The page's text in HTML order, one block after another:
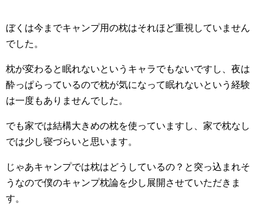
ぼくは今までキャンプ用の枕はそれほど重視していません
でした。
枕が変わると眠れないというキャラでもないですし、夜は
酔っぱらっているので枕が気になって眠れないという経験
は一度もありませんでした。
でも家では結構大きめの枕を使っていますし、家で枕なし
では少し寝づらいと思います。
じゃあキャンプでは枕はどうしているの？と突っ込まれそ
うなので僕のキャンプ枕論を少し展開させていただきま
す。